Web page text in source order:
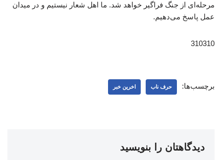
مرحله‌ای از جنگ فراگیر خواهد شد. ما اهل شعار نیستیم و در میدان
عمل پاسخ می‌دهیم.
310310
برچسب‌ها: حرف ناب اخرین خبر
دیدگاهتان را بنویسید